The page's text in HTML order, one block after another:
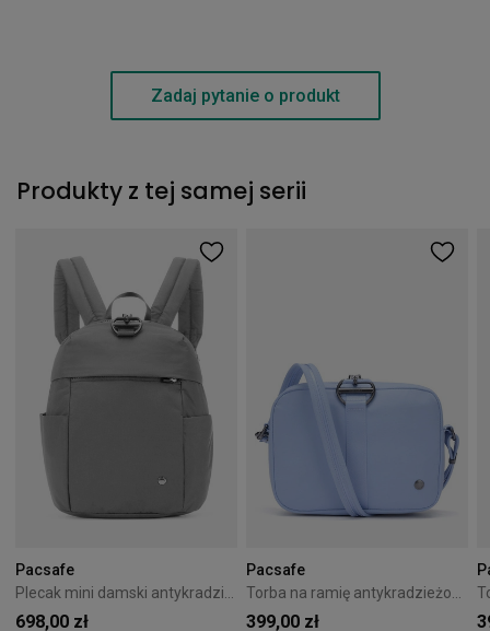
Zadaj pytanie o produkt
Produkty z tej samej serii
Pacsafe
698,00 zł
Pacsafe
399,00 zł